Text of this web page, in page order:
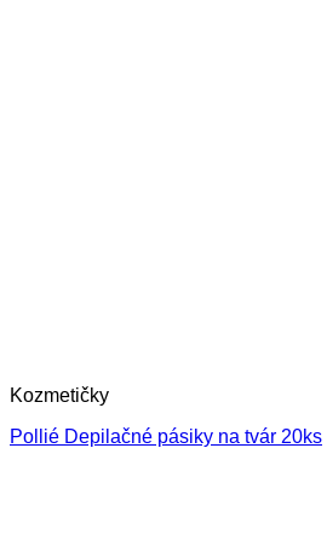
Kozmetičky
Pollié Depilačné pásiky na tvár 20ks